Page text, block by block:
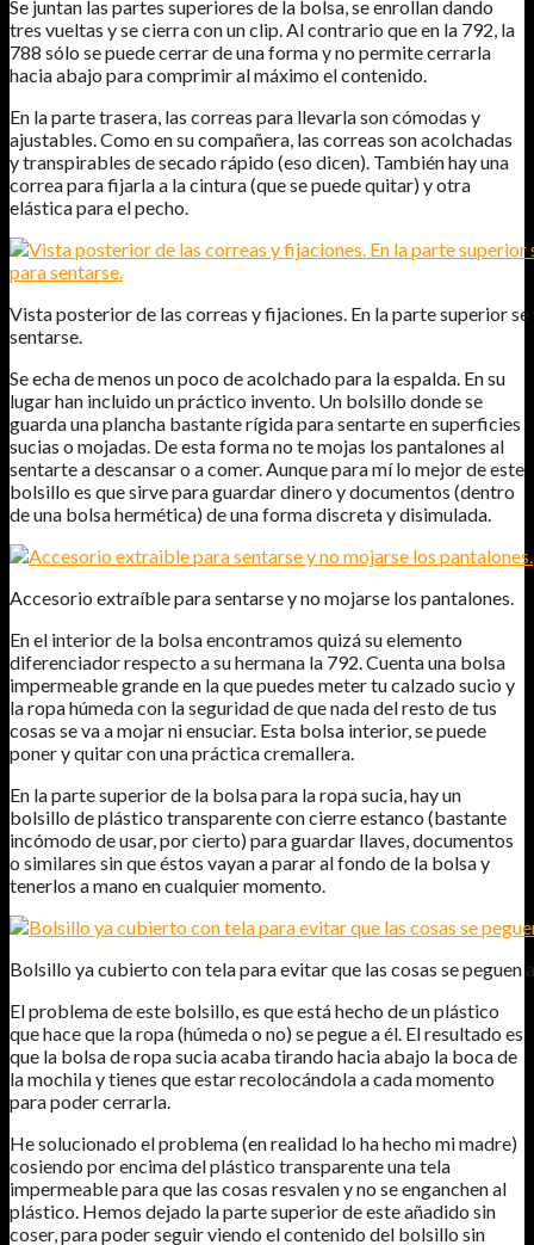
Se juntan las partes superiores de la bolsa, se enrollan dando
tres vueltas y se cierra con un clip. Al contrario que en la 792, la
788 sólo se puede cerrar de una forma y no permite cerrarla
hacia abajo para comprimir al máximo el contenido.
En la parte trasera, las correas para llevarla son cómodas y
ajustables. Como en su compañera, las correas son acolchadas
y transpirables de secado rápido (eso dicen). También hay una
correa para fijarla a la cintura (que se puede quitar) y otra
elástica para el pecho.
Vista posterior de las correas y fijaciones. En la parte superior
sentarse.
Se echa de menos un poco de acolchado para la espalda. En su
lugar han incluido un práctico invento. Un bolsillo donde se
guarda una plancha bastante rígida para sentarte en superficies
sucias o mojadas. De esta forma no te mojas los pantalones al
sentarte a descansar o a comer. Aunque para mí lo mejor de este
bolsillo es que sirve para guardar dinero y documentos (dentro
de una bolsa hermética) de una forma discreta y disimulada.
Accesorio extraíble para sentarse y no mojarse los pantalones.
En el interior de la bolsa encontramos quizá su elemento
diferenciador respecto a su hermana la 792. Cuenta una bolsa
impermeable grande en la que puedes meter tu calzado sucio y
la ropa húmeda con la seguridad de que nada del resto de tus
cosas se va a mojar ni ensuciar. Esta bolsa interior, se puede
poner y quitar con una práctica cremallera.
En la parte superior de la bolsa para la ropa sucia, hay un
bolsillo de plástico transparente con cierre estanco (bastante
incómodo de usar, por cierto) para guardar llaves, documentos
o similares sin que éstos vayan a parar al fondo de la bolsa y
tenerlos a mano en cualquier momento.
Bolsillo ya cubierto con tela para evitar que las cosas se peguen
El problema de este bolsillo, es que está hecho de un plástico
que hace que la ropa (húmeda o no) se pegue a él. El resultado es
que la bolsa de ropa sucia acaba tirando hacia abajo la boca de
la mochila y tienes que estar recolocándola a cada momento
para poder cerrarla.
He solucionado el problema (en realidad lo ha hecho mi madre)
cosiendo por encima del plástico transparente una tela
impermeable para que las cosas resvalen y no se enganchen al
plástico. Hemos dejado la parte superior de este añadido sin
coser, para poder seguir viendo el contenido del bolsillo sin